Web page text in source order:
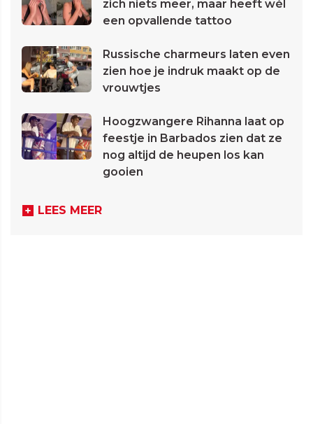
zich niets meer, maar heeft wél
een opvallende tattoo
Russische charmeurs laten even
zien hoe je indruk maakt op de
vrouwtjes
Hoogzwangere Rihanna laat op
feestje in Barbados zien dat ze
nog altijd de heupen los kan
gooien
LEES MEER